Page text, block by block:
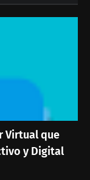
Virtual que
y Digital